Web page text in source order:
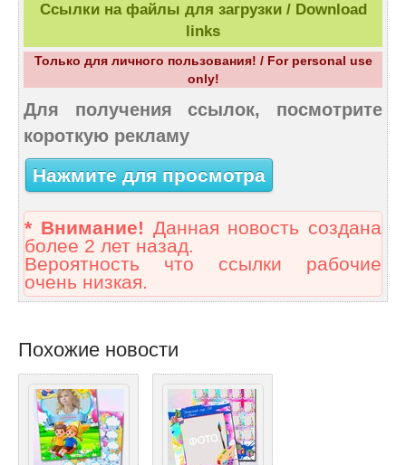
Ссылки на файлы для загрузки / Download
links
Только для личного пользования! / For personal use
only!
Для получения ссылок, посмотрите
короткую рекламу
Нажмите для просмотра
* Внимание! Данная новость создана
более 2 лет назад.
Вероятность что ссылки рабочие
очень низкая.
Похожие новости